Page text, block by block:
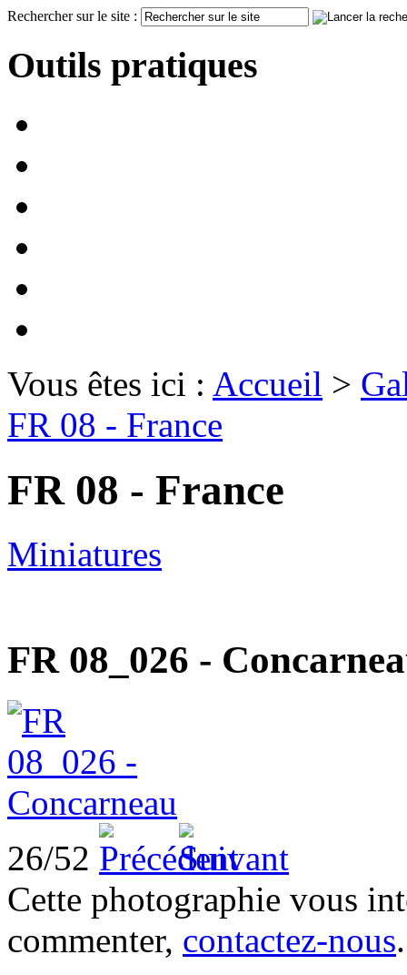
Rechercher sur le site :
Outils pratiques
Vous êtes ici : Accueil >
FR 08 - France
FR 08 - France
Miniatures
FR 08_026 -
26/52
Cette photographie vous
commenter, contactez-nous.